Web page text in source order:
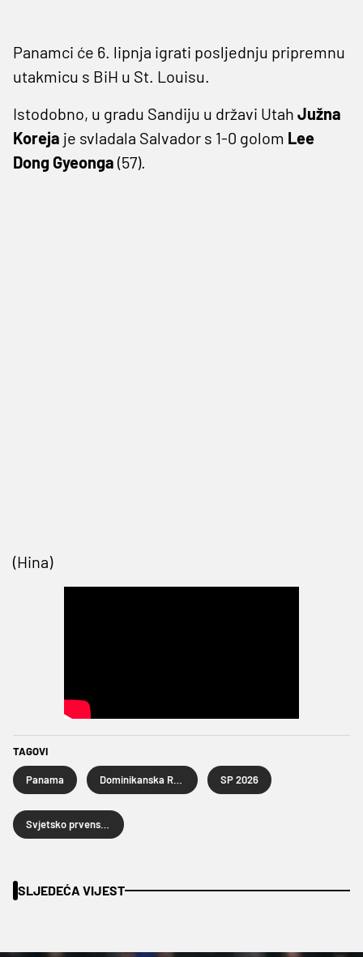
Panamci će 6. lipnja igrati posljednju pripremnu
utakmicu s BiH u St. Louisu.
Istodobno, u gradu Sandiju u državi Utah Južna
Koreja je svladala Salvador s 1-0 golom Lee
Dong Gyeonga (57).
(Hina)
TAGOVI
Panama SP 2026
SLJEDEĆA VIJEST